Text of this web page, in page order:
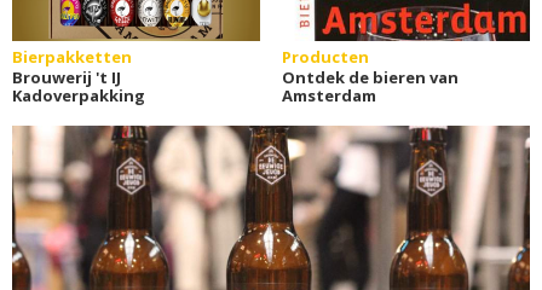
Bierpakketten
Brouwerij 't IJ
Kadoverpakking
Producten
Ontdek de bieren van
Amsterdam